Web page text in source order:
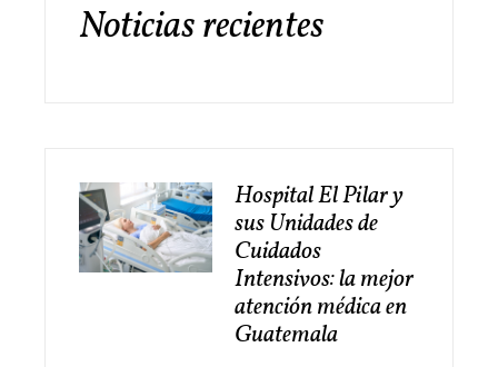
Noticias recientes
Hospital El Pilar y
sus Unidades de
Cuidados
Intensivos: la mejor
atención médica en
Guatemala